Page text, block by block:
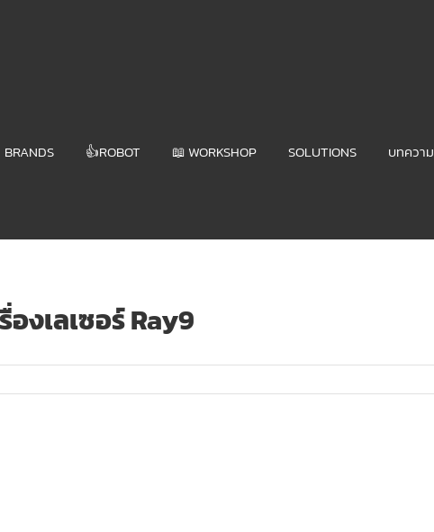
BRANDS 👍ROBOT 📖 WORKSHOP SOLUTIONS บทความ
งเลเซอร์ Ray9